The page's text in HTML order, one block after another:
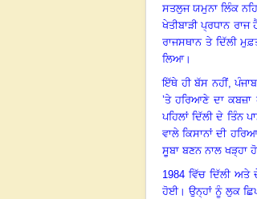
ਸਤਲੁਜ ਯਮੁਨਾ ਲਿੰਕ
ਖੇਤੀਬਾੜੀ ਪ੍ਰਧਾਨ ਰਾਜ
ਰਾਜਸਥਾਨ ਤੇ ਦਿੱਲੀ
ਲਿਆ।
ਇੱਥੇ ਹੀ ਬੱਸ ਨਹੀਂ, ਪੰਜਾਬ
’ਤੇ ਹਰਿਆਣੇ ਦਾ ਕਬਜ਼ਾ
ਪਹਿਲਾਂ ਦਿੱਲੀ ਦੇ ਤਿੰਨ
ਵਾਲੇ ਕਿਸਾਨਾਂ ਦੀ
ਸੂਬਾ ਬਣਨ ਨਾਲ ਖੜ੍ਹਾ
1984 ਵਿੱਚ ਦਿੱਲੀ ਅਤੇ
ਹੋਈ।ਉਨ੍ਹਾਂ ਨੂੰ ਲੁਕ